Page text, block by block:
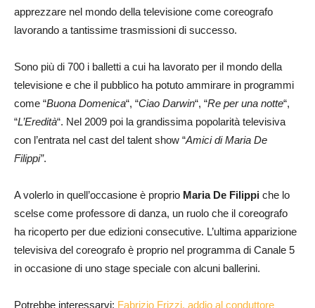
apprezzare nel mondo della televisione come coreografo
lavorando a tantissime trasmissioni di successo.
Sono più di 700 i balletti a cui ha lavorato per il mondo della
televisione e che il pubblico ha potuto ammirare in programmi
come “Buona Domenica“, “Ciao Darwin“, “Re per una notte“,
“L’Eredità“. Nel 2009 poi la grandissima popolarità televisiva
con l’entrata nel cast del talent show “Amici di Maria De
Filippi”.
A volerlo in quell’occasione è proprio Maria De Filippi che lo
scelse come professore di danza, un ruolo che il coreografo
ha ricoperto per due edizioni consecutive. L’ultima apparizione
televisiva del coreografo è proprio nel programma di Canale 5
in occasione di uno stage speciale con alcuni ballerini.
Potrebbe interessarvi: Fabrizio Frizzi, addio al conduttore